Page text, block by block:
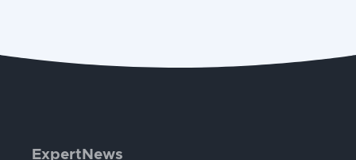
ExpertNews